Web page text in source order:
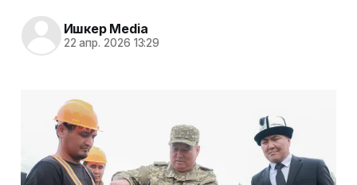
Ишкер Media
22 апр. 2026 13:29